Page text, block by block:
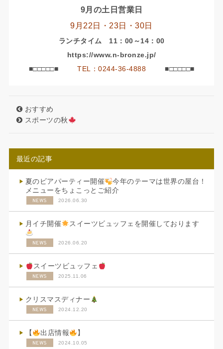
9月の土日営業日
9月22日・23日・30日
ランチタイム 11：00～14：00
https://www.n-bronze.jp/
■□□□□□■ TEL：0244-36-4888 ■□□□□□■
おすすめ
スポーツの秋
最近の記事
夏のビアパーティー開催
今年のテーマは世界の屋台！
メニューをちょこっとご紹介
NEWS 2026.06.30
月イチ開催 スイーツビュッフェを開催しております
NEWS 2026.06.20
スイーツビュッフェ
NEWS 2025.11.06
クリスマスディナー
NEWS 2024.12.20
【 出店情報 】
NEWS 2024.10.05